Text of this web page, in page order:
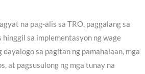
na pag-alis sa TRO, paggalang sa
hinggil sa implementasyon ng wage
sa pagitan ng pamahalaan, mga
at pagsusulong ng mga tunay na